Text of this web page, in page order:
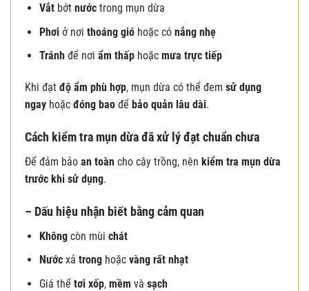
Vắtbớt nướctrong mụn dừa
Phơiở nơi thoáng gióhoặc cónắng nhẹ
Tránh để nơi ẩm thấphoặc mưa trực tiếp
Khi đạt độ ẩm phù hợp, mụn dừa có thể đem sử dụng
ngay hoặc đóng bao để bảo quản lâu dài.
Cách kiểm tra mụn dừa đã xử lý đạt chuẩn chưa
Để đảm bảo an toàn cho cây trồng, nên kiểm tra mụn dừa
trước khi sử dụng.
– Dấu hiệu nhận biết bằng cảm quan
Khôngcòn mùi chát
Nướcxả tronghoặc vàng rất nhạt
Giá thể tơi xốp, mềm và sạch